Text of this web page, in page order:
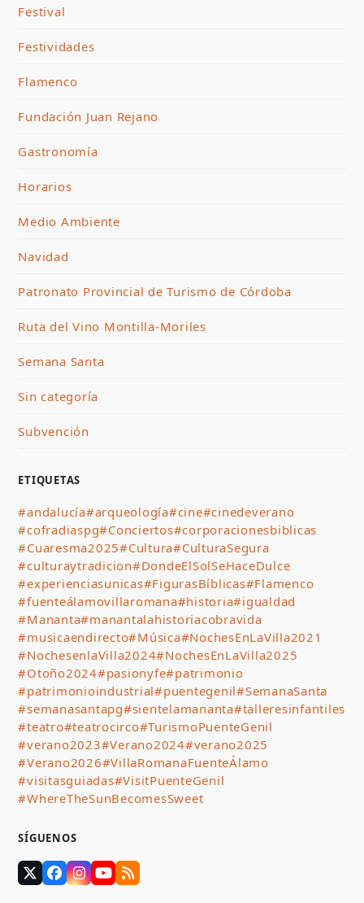
Festival
Festividades
Flamenco
Fundación Juan Rejano
Gastronomía
Horarios
Medio Ambiente
Navidad
Patronato Provincial de Turismo de Córdoba
Ruta del Vino Montilla-Moriles
Semana Santa
Sin categoría
Subvención
ETIQUETAS
#andalucía#arqueología#cine#cinedeverano
#cofradiaspg#Conciertos#corporacionesbiblicas
#Cuaresma2025#Cultura#CulturaSegura
#culturaytradicion#DondeElSolSeHaceDulce
#experienciasunicas#FigurasBíblicas#Flamenco
#fuenteálamovillaromana#historia#igualdad
#Mananta#manantalahistoriacobravida
#musicaendirecto#Música#NochesEnLaVilla2021
#NochesenlaVilla2024#NochesEnLaVilla2025
#Otoño2024#pasionyfe#patrimonio
#patrimonioindustrial#puentegenil#SemanaSanta
#semanasantapg#sientelamananta#talleresinfantiles
#teatro#teatrocirco#TurismoPuenteGenil
#verano2023#Verano2024#verano2025
#Verano2026#VillaRomanaFuenteÁlamo
#visitasguiadas#VisitPuenteGenil
#WhereTheSunBecomesSweet
SÍGUENOS
TwitterFacebook
Instagram
YouTube
RSS